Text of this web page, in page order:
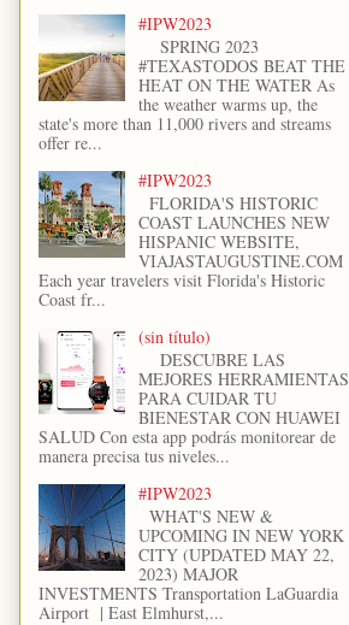
#IPW2023
SPRING 2023
#TEXASTODOS BEAT THE
HEAT ON THE WATER As
the weather warms up, the
state's more than 11,000 rivers and streams
offer re...
#IPW2023
FLORIDA'S HISTORIC
COAST LAUNCHES NEW
HISPANIC WEBSITE,
VIAJASTAUGUSTINE.COM
Each year travelers visit Florida's Historic
Coast fr...
(sin título)
DESCUBRE LAS
MEJORES HERRAMIENTAS
PARA CUIDAR TU
BIENESTAR CON HUAWEI
SALUD Con esta app podrás monitorear de
manera precisa tus niveles...
#IPW2023
WHAT'S NEW &
UPCOMING IN NEW YORK
CITY (UPDATED MAY 22,
2023) MAJOR
INVESTMENTS Transportation LaGuardia
Airport | East Elmhurst,...